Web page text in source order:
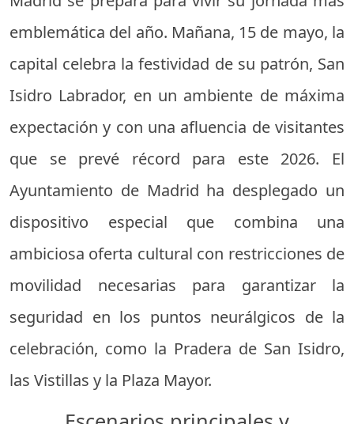
emblemática del año. Mañana, 15 de mayo, la
capital celebra la festividad de su patrón, San
Isidro Labrador, en un ambiente de máxima
expectación y con una afluencia de visitantes
que se prevé récord para este 2026. El
Ayuntamiento de Madrid ha desplegado un
dispositivo especial que combina una
ambiciosa oferta cultural con restricciones de
movilidad necesarias para garantizar la
seguridad en los puntos neurálgicos de la
celebración, como la Pradera de San Isidro,
las Vistillas y la Plaza Mayor.